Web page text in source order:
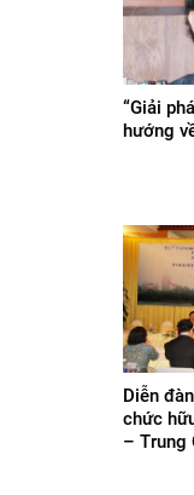
“Giải
hướng
Diễn
chức
– Trung